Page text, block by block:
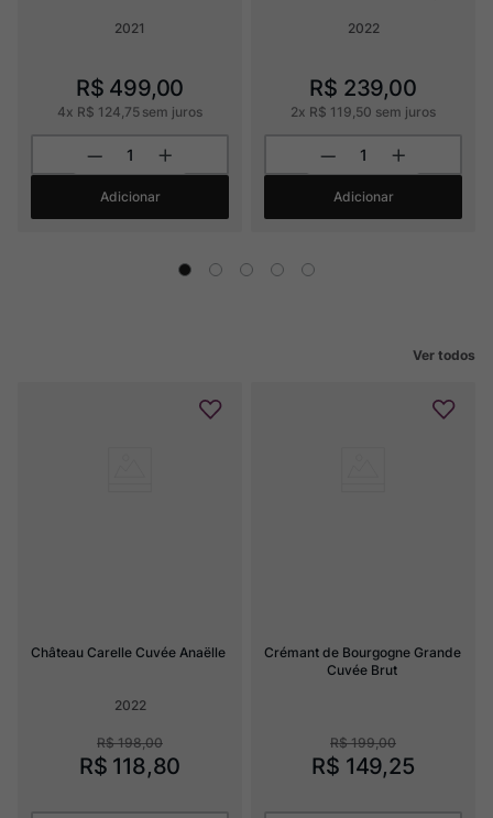
2021
R$ 499,00
4x R$ 124,75sem juros
Adicionar
2022
R$ 239,00
2x R$ 119,50 sem juros
Adicionar
Ver todos
Château Carelle Cuvée Anaëlle
2022
R$ 198,00
R$ 118,80
Crémant de Bourgogne Grande
Cuvée Brut
R$ 199,00
R$ 149,25